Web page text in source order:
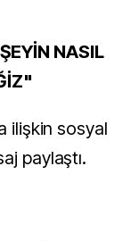
NASIL
ilişkin sosyal
paylaştı.